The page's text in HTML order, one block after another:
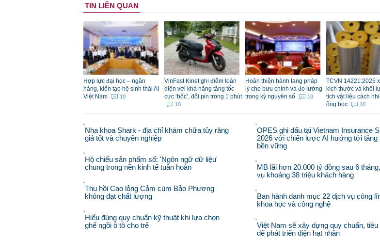
TIN LIÊN QUAN
Hợp lực đại học – ngân
hàng, kiến tạo hệ sinh thái AI
Việt Nam
10
VinFast Kinet ghi điểm toàn
diện với khả năng tăng tốc
cực ‘bốc’, đổi pin trong 1 phút
10
Hoàn thiện hành lang pháp
lý cho bưu chính và đo lường
trong kỷ nguyên số
10
TCVN 14221:2025
kích thước và khối
tích vật liệu cách
ống bọc
10
Nha khoa Shark - địa chỉ khám chữa tủy răng
giá tốt và chuyên nghiệp
Hộ chiếu sản phẩm số: 'Ngôn ngữ dữ liệu'
chung trong nền kinh tế tuần hoàn
Thu hồi Cao lỏng Cảm cúm Bảo Phương
không đạt chất lượng
Hiểu đúng quy chuẩn kỹ thuật khi lựa chọn
ghế ngồi ô tô cho trẻ
OPES ghi dấu tại Vietnam Insurance
2026 với chiến lược AI hướng tới
bền vững
MB lãi hơn 20.000 tỷ đồng sau 6
vụ khoảng 38 triệu khách hàng
Ban hành danh mục 22 dịch vụ công
khoa học và công nghệ
Việt Nam sẽ xây dựng quy chuẩn, tiêu
để phát triển điện hạt nhân